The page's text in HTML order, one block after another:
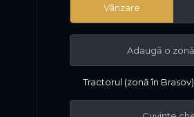
Vânzare
Tractorul (zonă în Brasov)